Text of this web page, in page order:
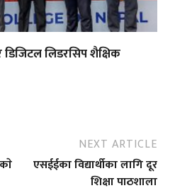
लिडरसिप शैक्षिक
NEXT ARTICLE
एसईईका विद्यार्थीका लागि दूर
शिक्षा पाठशाला